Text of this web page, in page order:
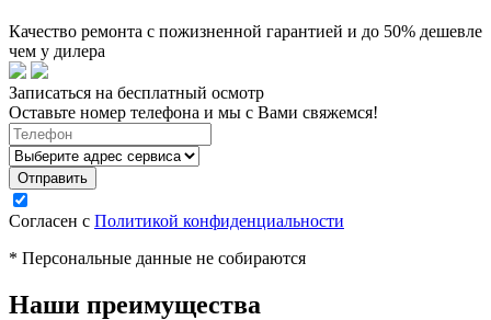
Качество ремонта с пожизненной гарантией и до 50% дешевле
чем у дилера
Записаться на бесплатный осмотр
Оставьте номер телефона и мы с Вами свяжемся!
Согласен с Политикой конфиденциальности
* Персональные данные не собираются
Наши преимущества